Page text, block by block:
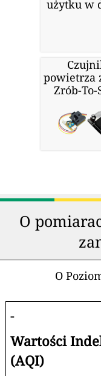
użytku w
powietrza
Zrób-To-
O
O
-
Wartości
(AQI)